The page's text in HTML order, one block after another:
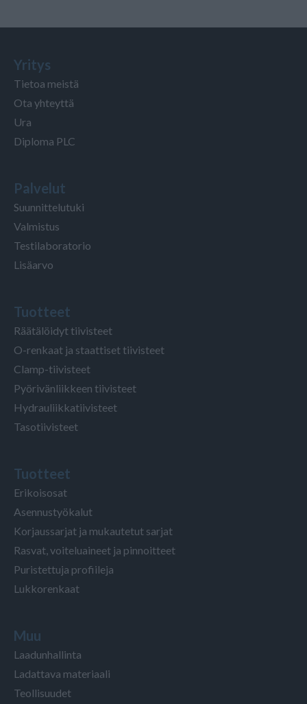
Yritys
Tietoa meistä
Ota yhteyttä
Ura
Diploma PLC
Palvelut
Suunnittelutuki
Valmistus
Testilaboratorio
Lisäarvo
Tuotteet
Räätälöidyt tiivisteet
O-renkaat ja staattiset tiivisteet
Clamp-tiivisteet
Pyörivänliikkeen tiivisteet
Hydrauliikkatiivisteet
Tasotiivisteet
Tuotteet
Erikoisosat
Asennustyökalut
Korjaussarjat ja mukautetut sarjat
Rasvat, voiteluaineet ja pinnoitteet
Puristettuja profiileja
Lukkorenkaat
Muu
Laadunhallinta
Ladattava materiaali
Teollisuudet